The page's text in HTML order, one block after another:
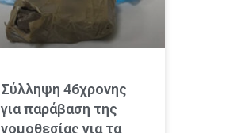
Σύλληψη 46χρονης
για παράβαση της
νομοθεσίας για τα